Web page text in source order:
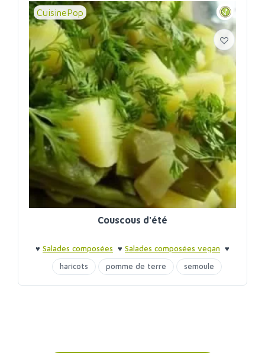
CuisinePop
Couscous d'été
♥ Salades composées ♥ Salades composées vegan ♥
Barbecue entre amis
Barbecue entre amis
haricots pomme de terre semoule